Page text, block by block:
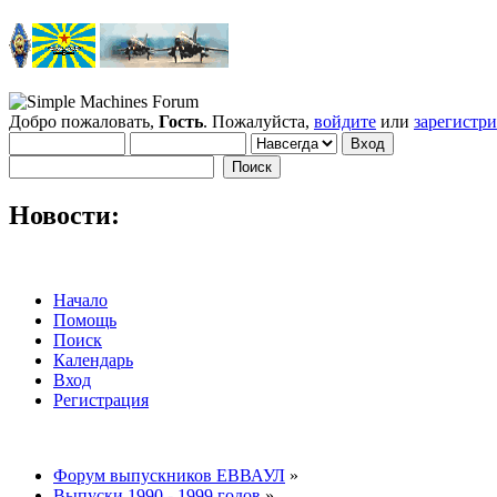
Добро пожаловать, Гость. Пожалуйста, войдите или
Новости:
Начало
Помощь
Поиск
Календарь
Вход
Регистрация
Форум выпускников ЕВВАУЛ »